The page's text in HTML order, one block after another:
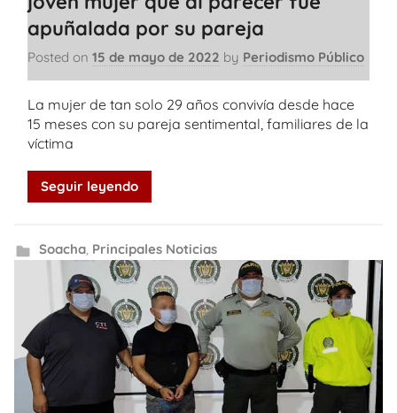
apuñalada por su pareja
Posted on 15 de mayo de 2022 by Periodismo Público
La mujer de tan solo 29 años convivía desde hace
15 meses con su pareja sentimental, familiares de la
víctima
Seguir leyendo
Soacha, Principales Noticias